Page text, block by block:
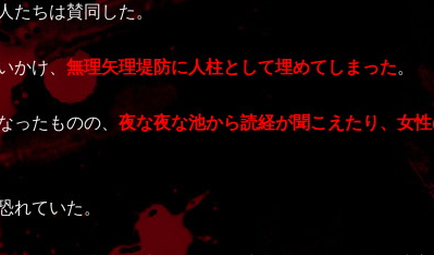
たちは賛同した。
かけ、 無理矢理堤防に人柱として埋めてしまった。
ったものの、 夜な夜な池から読経が聞こえたり、女
れていた。